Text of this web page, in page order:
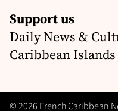
Support us
Daily News &
Caribbean Islands
© 2026 French Caribbean